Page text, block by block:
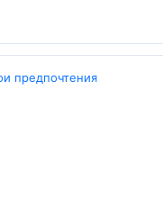
предпочтения